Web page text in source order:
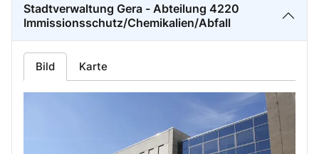
Stadtverwaltung Gera - Abteilung 4220
Immissionsschutz/Chemikalien/Abfall
Bild Karte